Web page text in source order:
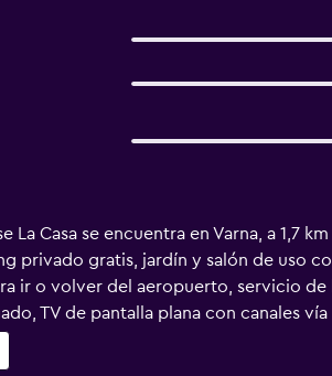
La Casa se encuentra en Varna, a 1,7
privado gratis, jardín y salón de uso
ir o volver del aeropuerto, servicio
TV de pantalla plana con canales
están equipadas con baño privado y
El hostal o pensión ofrece